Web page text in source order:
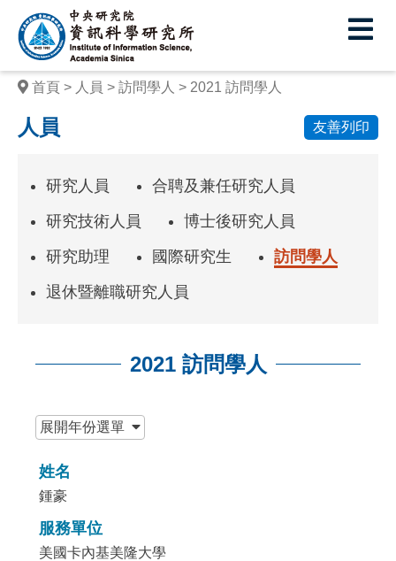
中
央
研
究
院
學
研
所
首頁 人員 訪問學人 2021 訪問學人
人員 友善列印
研究人員
合聘及兼任研究人員
研究技術人員
博士後研究人員
研究助理
國際研究生
訪問學人
退休暨離職研究人員
2021 訪問學人
展開年份選單
姓名
鍾豪
服務單位
美國卡內基美隆大學